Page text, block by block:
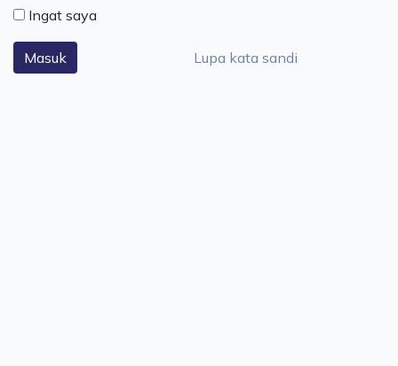
Ingat saya
Lupa kata sandi